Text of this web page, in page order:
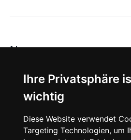
Ihre Privatsphäre
wichtig
Diese Website verwendet
Targeting Technologien, um
News
About
Instagram
Facebook